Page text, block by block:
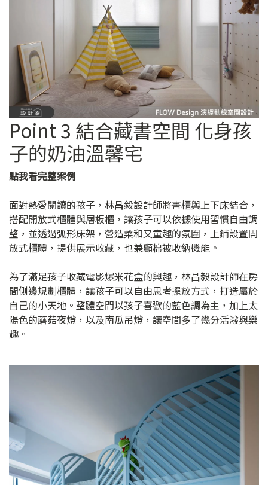
Point 3 結合藏書空間 化身孩
子的奶油溫馨宅
點我看完整案例
面對熱愛閱讀的孩子，林昌毅設計師將書櫃與上下床結合，
搭配開放式櫃體與層板櫃，讓孩子可以依據使用習慣自由調
整，並透過弧形床架，營造柔和又童趣的氛圍，上鋪設置開
放式櫃體，提供展示收藏，也兼顧棉被收納機能。
為了滿足孩子收藏電影爆米花盒的興趣，林昌毅設計師在房
間側邊規劃櫃體，讓孩子可以自由思考擺放方式，打造屬於
自己的小天地。整體空間以孩子喜歡的藍色調為主，加上太
陽色的蘑菇夜燈，以及南瓜吊燈，讓空間多了幾分活潑與樂
趣。